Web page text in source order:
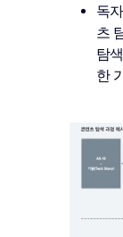
독
츠
탐
한